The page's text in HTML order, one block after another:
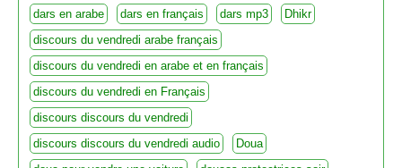
dars en arabe
dars en français dars mp3
Dhikr
discours du vendredi arabe français
discours du vendredi en arabe et en français
discours du vendredi en Français
discours discours du vendredi
discours discours du vendredi audio
Doua